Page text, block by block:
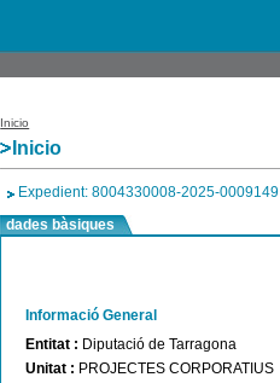
Inicio
Inicio
Expedient: 8004330008-2025-0009149
dades bàsiques
Informació General
Entitat : Diputació de Tarragona
Unitat : PROJECTES CORPORATIUS